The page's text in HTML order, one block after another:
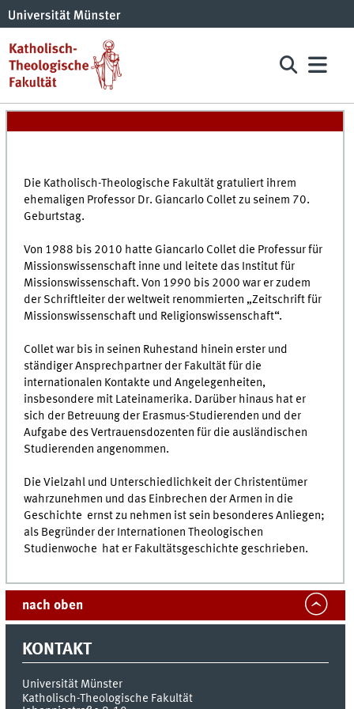
Die Katholisch-Theologische Fakultät gratuliert ihrem
ehemaligen Professor Dr. Giancarlo Collet zu seinem 70.
Geburtstag.
Von 1988 bis 2010 hatte Giancarlo Collet die Professur für
Missionswissenschaft inne und leitete das Institut für
Missionswissenschaft. Von 1990 bis 2000 war er zudem
der Schriftleiter der weltweit renommierten „Zeitschrift für
Missionswissenschaft und Religionswissenschaft“.
Collet war bis in seinen Ruhestand hinein erster und
ständiger Ansprechpartner der Fakultät für die
internationalen Kontakte und Angelegenheiten,
insbesondere mit Lateinamerika. Darüber hinaus hat er
sich der Betreuung der Erasmus-Studierenden und der
Aufgabe des Vertrauensdozenten für die ausländischen
Studierenden angenommen.
Die Vielzahl und Unterschiedlichkeit der Christentümer
wahrzunehmen und das Einbrechen der Armen in die
Geschichte ernst zu nehmen ist sein besonderes Anliegen;
als Begründer der Internationen Theologischen
Studienwoche hat er Fakultätsgeschichte geschrieben.
nach oben
KONTAKT
Universität Münster
Katholisch-Theologische Fakultät